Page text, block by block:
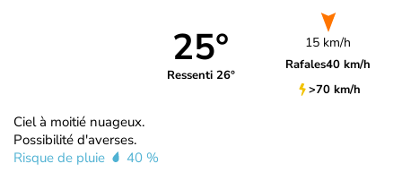
25°
Ressenti 26°
15 km/h
Rafales40 km/h
>70 km/h
Ciel à moitié nuageux.
Possibilité d'averses.
Risque de pluie
40 %